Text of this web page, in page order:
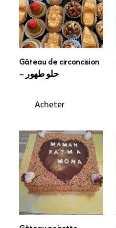
Gâteau de circoncision
– حلو طهور
Acheter